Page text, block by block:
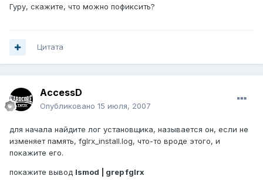
Гуру, скажите, что можно пофиксить?
Цитата
AccessD
Опубликовано 15 июля, 2007
для начала найдите лог установщика, называется он, если не
изменяет память, fglrx_install.log, что-то вроде этого, и
покажите его.
покажите вывод lsmod | grep fglrx